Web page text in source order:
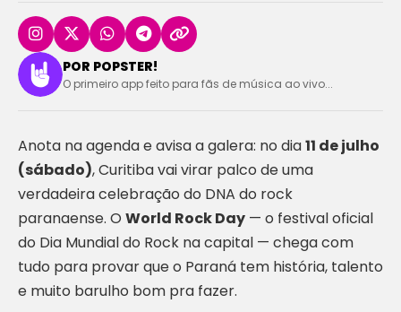
POR POPSTER!
O primeiro app feito para fãs de música ao vivo...
Anota na agenda e avisa a galera: no dia11 de julho
(sábado), Curitiba vai virar palco de uma
verdadeira celebração do DNA do rock
paranaense. O World Rock Day — o festival oficial
do Dia Mundial do Rock na capital — chega com
tudo para provar que o Paraná tem história, talento
e muito barulho bom pra fazer.